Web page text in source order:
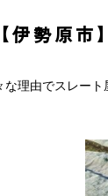
【伊勢原
な理由でスレー